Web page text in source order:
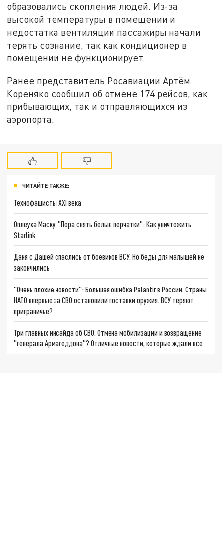
образовались скопления людей. Из-за
высокой температуры в помещении и
недостатка вентиляции пассажиры начали
терять сознание, так как кондиционер в
помещении не функционирует.
Ранее представитель Росавиации Артём
Кореняко сообщил об отмене 174 рейсов, как
прибывающих, так и отправляющихся из
аэропорта.
ЧИТАЙТЕ ТАКЖЕ:
Технофашисты XXI века
Оплеуха Маску. "Пора снять белые перчатки": Как уничтожить
Starlink
Даня с Дашей спаслись от боевиков ВСУ. Но беды для малышей не
закончились
"Очень плохие новости": Большая ошибка Palantir в России. Страны
НАТО впервые за СВО остановили поставки оружия. ВСУ теряют
приграничье?
Три главных инсайда об СВО. Отмена мобилизации и возвращение
"генерала Армагеддона"? Отличные новости, которые ждали все